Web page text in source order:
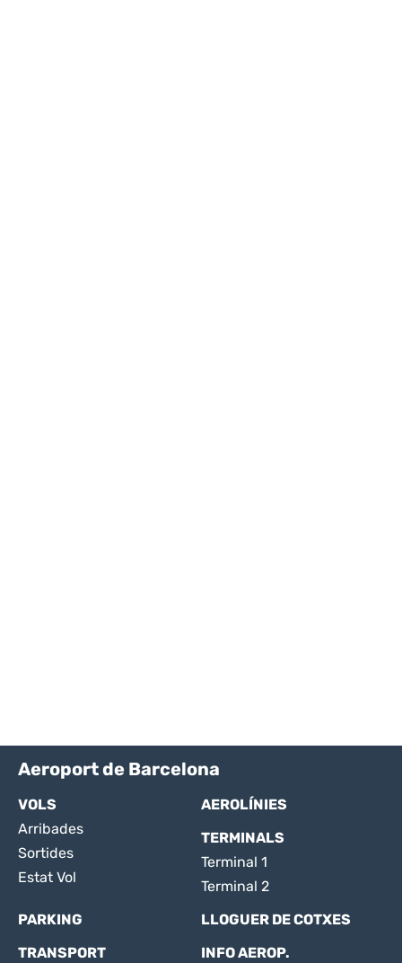
Aeroport de Barcelona
VOLS
Arribades
Sortides
Estat Vol
AEROLÍNIES
TERMINALS
Terminal 1
Terminal 2
PARKING
LLOGUER DE COTXES
TRANSPORT
INFO AEROP.